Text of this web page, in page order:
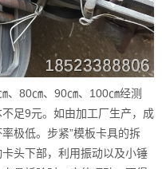
、80㎝、90㎝、100㎝经测
足9元。如由加工厂生产，成
极低。步紧”模板卡具的拆
头下部，利用振动以及小锤